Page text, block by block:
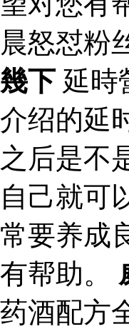
晨怒怼粉
幾下 延時
介绍的延
之后是不
自己就可
常要养成
有帮助。
药酒配方